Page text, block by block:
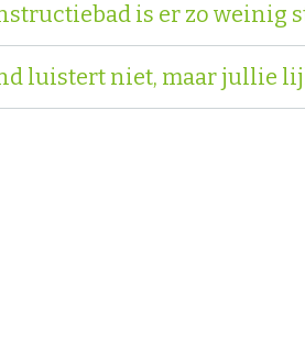
is er zo weinig
luistert niet, maar jullie